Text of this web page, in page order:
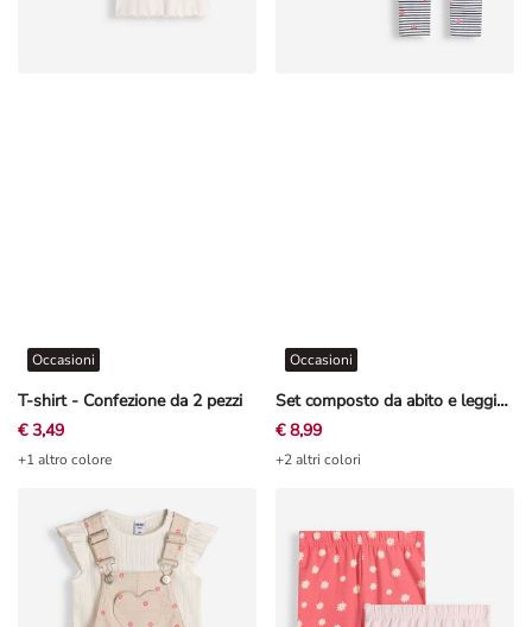
T-shirt - Confezione da 2 pezzi
Occasioni
€ 3,49
+1 altro colore
Set composto da abito e leggings - Mussola - Rosa
Occasioni
€ 8,99
+2 altri colori